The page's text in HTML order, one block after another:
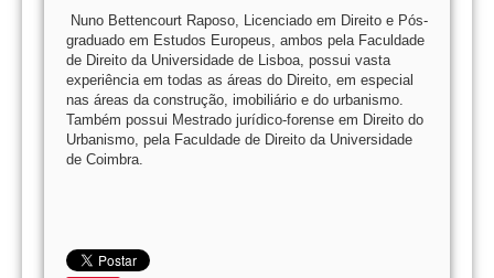
Nuno Bettencourt Raposo, Licenciado em Direito e Pós-
graduado em Estudos Europeus, ambos pela Faculdade
de Direito da Universidade de Lisboa, possui vasta
experiência em todas as áreas do Direito, em especial
nas áreas da construção, imobiliário e do urbanismo.
Também possui Mestrado jurídico-forense em Direito do
Urbanismo, pela Faculdade de Direito da Universidade
de Coimbra.